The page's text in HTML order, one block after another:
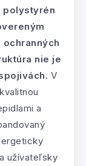
polystyrén
nie je
V
a
užívateľsky